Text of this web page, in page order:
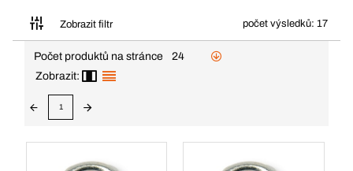
Zobrazit filtr počet výsledků: 17
Počet produktů na stránce
24
Zobrazit:
1